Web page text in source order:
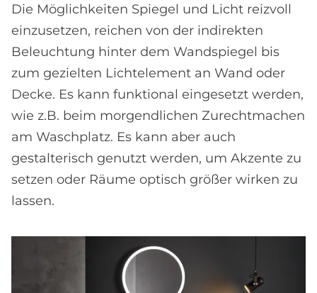
Die Möglichkeiten Spiegel und Licht reizvoll
einzusetzen, reichen von der indirekten
Beleuchtung hinter dem Wandspiegel bis
zum gezielten Lichtelement an Wand oder
Decke. Es kann funktional eingesetzt werden,
wie z.B. beim morgendlichen Zurechtmachen
am Waschplatz. Es kann aber auch
gestalterisch genutzt werden, um Akzente zu
setzen oder Räume optisch größer wirken zu
lassen.